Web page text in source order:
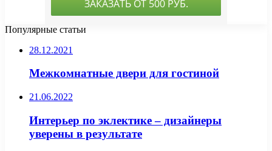
Популярные статьи
28.12.2021
Межкомнатные двери для гостиной
21.06.2022
Интерьер по эклектике – дизайнеры
уверены в результате